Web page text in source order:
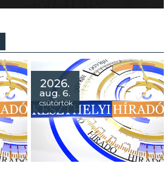
Híradó 2026. augusztus 07.
- Akadálymentesítés: strand
kerekesszéket vásároltak a
Városi Strandra!
2026.
aug. 6.
csütörtök